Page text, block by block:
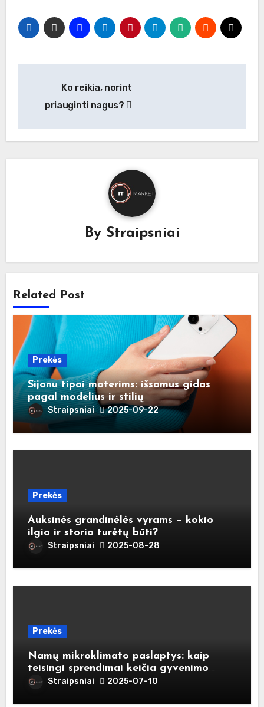
tarp
Ko reikia, norint
priauginti nagus?
By Straipsniai
Related Post
Prekės
Sijonu tipai moterims: išsamus gidas
pagal modelius ir stilių
Straipsniai 2025-09-22
Prekės
Auksinės grandinėlės vyrams – kokio
ilgio ir storio turėtų būti?
Straipsniai 2025-08-28
Prekės
Namų mikroklimato paslaptys: kaip
teisingi sprendimai keičia gyvenimo
kokybęStraipsniai 2025-07-10